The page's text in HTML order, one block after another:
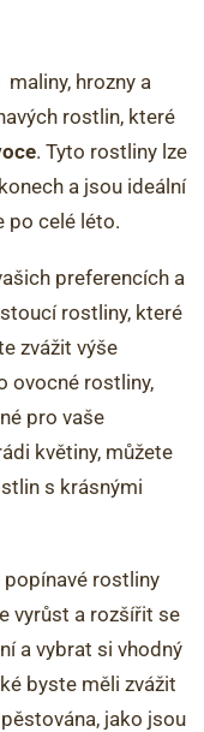
hrozny a
rostlin, které
. Tyto rostliny lze
a jsou ideální
po celé léto.
preferencích a
rostliny, které
zvážit výše
ovocné rostliny,
pro vaše
květiny, můžete
s krásnými
popínavé rostliny
vyrůst a rozšířit se
a vybrat si vhodný
byste měli zvážit
jako jsou